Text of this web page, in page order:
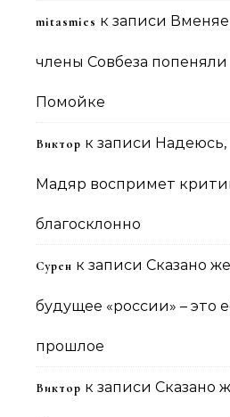
mitasmies к записи
члены Совбеза попеняли
Помойке
Виктор к записи Надеюсь,
Мадяр воспримет
благосклонно
Сурен к записи Сказано
будущее «россии» – это
прошлое
Виктор к записи Сказано